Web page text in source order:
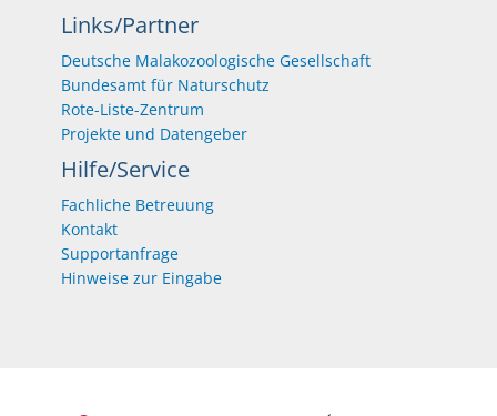
Links/Partner
Deutsche Malakozoologische Gesellschaft
Bundesamt für Naturschutz
Rote-Liste-Zentrum
Projekte und Datengeber
Hilfe/Service
Fachliche Betreuung
Kontakt
Supportanfrage
Hinweise zur Eingabe